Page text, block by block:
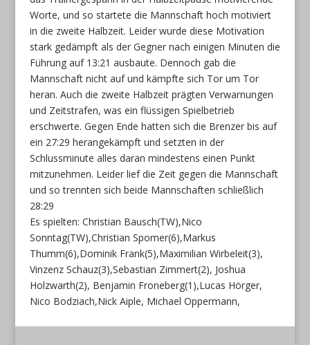
Worte, und so startete die Mannschaft hoch motiviert
in die zweite Halbzeit. Leider wurde diese Motivation
stark gedämpft als der Gegner nach einigen Minuten die
Führung auf 13:21 ausbaute. Dennoch gab die
Mannschaft nicht auf und kämpfte sich Tor um Tor
heran. Auch die zweite Halbzeit prägten Verwarnungen
und Zeitstrafen, was ein flüssigen Spielbetrieb
erschwerte. Gegen Ende hatten sich die Brenzer bis auf
ein 27:29 herangekämpft und setzten in der
Schlussminute alles daran mindestens einen Punkt
mitzunehmen. Leider lief die Zeit gegen die Mannschaft
und so trennten sich beide Mannschaften schließlich
28:29
Es spielten: Christian Bausch(TW),Nico
Sonntag(TW),Christian Spomer(6),Markus
Thumm(6),Dominik Frank(5),Maximilian Wirbeleit(3),
Vinzenz Schauz(3),Sebastian Zimmert(2), Joshua
Holzwarth(2), Benjamin Froneberg(1),Lucas Hörger,
Nico Bodziach,Nick Aiple, Michael Oppermann,